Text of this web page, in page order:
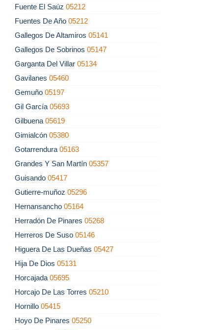
Fuente El Saúz 05212
Fuentes De Año 05212
Gallegos De Altamiros 05141
Gallegos De Sobrinos 05147
Garganta Del Villar 05134
Gavilanes 05460
Gemuño 05197
Gil García 05693
Gilbuena 05619
Gimialcón 05380
Gotarrendura 05163
Grandes Y San Martín 05357
Guisando 05417
Gutierre-muñoz 05296
Hernansancho 05164
Herradón De Pinares 05268
Herreros De Suso 05146
Higuera De Las Dueñas 05427
Hija De Dios 05131
Horcajada 05695
Horcajo De Las Torres 05210
Hornillo 05415
Hoyo De Pinares 05250